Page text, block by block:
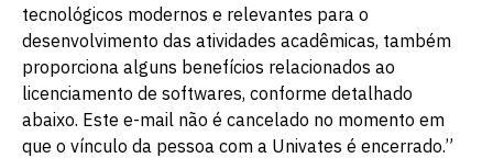
tecnológicos modernos e relevantes para o
desenvolvimento das atividades acadêmicas, também
proporciona alguns benefícios relacionados ao
licenciamento de softwares, conforme detalhado
abaixo. Este e-mail não é cancelado no momento em
que o vínculo da pessoa com a Univates é encerrado.”